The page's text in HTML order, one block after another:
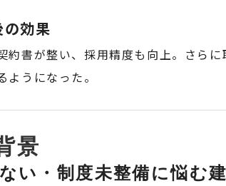
効果
約書が整い、採用精度も向上。さら
ようになった。
景
い・制度未整備に悩む